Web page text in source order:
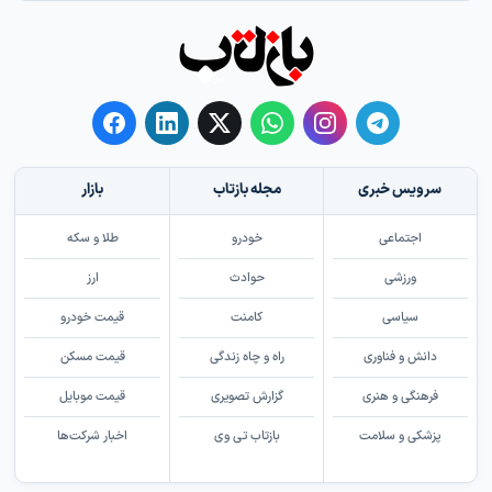
سرویس خبری
اجتماعی
ورزشی
سیاسی
دانش و فناوری
فرهنگی و هنری
پزشکی و سلامت
مجله بازتاب
خودرو
حوادث
کامنت
راه و چاه زندگی
گزارش تصویری
بازتاب تی وی
بازار
طلا و سکه
ارز
قیمت خودرو
قیمت مسکن
قیمت موبایل
اخبار شرکت‌ها